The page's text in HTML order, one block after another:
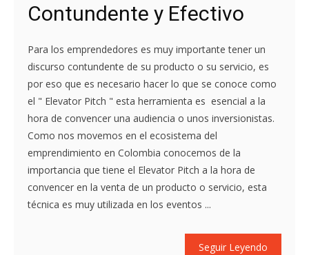
Contundente y Efectivo
Para los emprendedores es muy importante tener un
discurso contundente de su producto o su servicio, es
por eso que es necesario hacer lo que se conoce como
el " Elevator Pitch " esta herramienta es esencial a la
hora de convencer una audiencia o unos inversionistas.
Como nos movemos en el ecosistema del
emprendimiento en Colombia conocemos de la
importancia que tiene el Elevator Pitch a la hora de
convencer en la venta de un producto o servicio, esta
técnica es muy utilizada en los eventos ...
Seguir Leyendo